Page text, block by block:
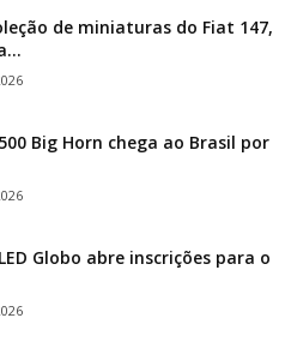
de miniaturas do Fiat 147,
Big Horn chega ao Brasil por
Globo abre inscrições para o